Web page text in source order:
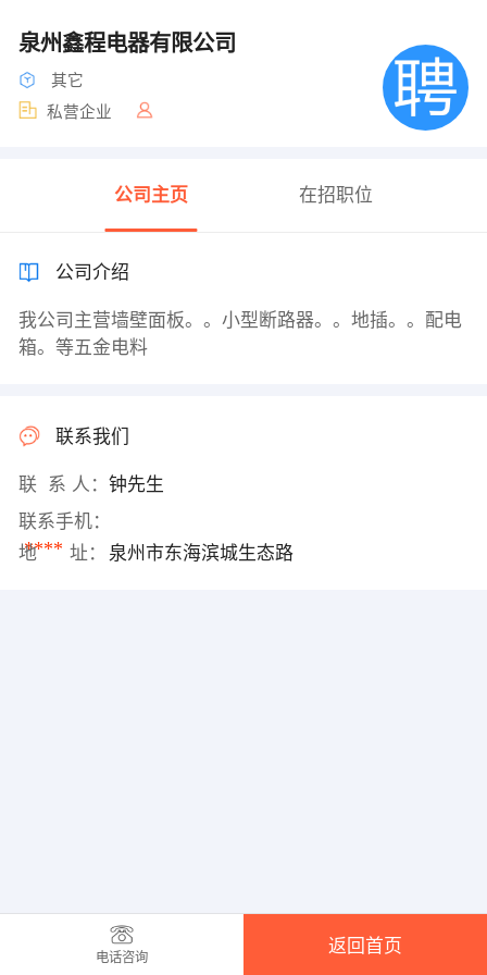
泉州鑫程电器有限公司
其它
私营企业
公司主页 在招职位
公司介绍
我公司主营墙壁面板。。小型断路器。。地插。。配电
箱。等五金电料
联系我们
联 系 人： 钟先生
联系手机：
****
地 址： 泉州市东海滨城生态路
电话咨询
返回首页